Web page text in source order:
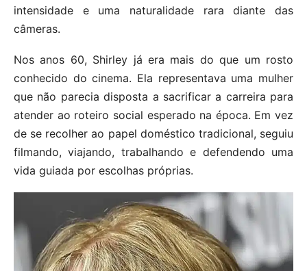
intensidade e uma naturalidade rara diante das
câmeras.
Nos anos 60, Shirley já era mais do que um rosto
conhecido do cinema. Ela representava uma mulher
que não parecia disposta a sacrificar a carreira para
atender ao roteiro social esperado na época. Em vez
de se recolher ao papel doméstico tradicional, seguiu
filmando, viajando, trabalhando e defendendo uma
vida guiada por escolhas próprias.